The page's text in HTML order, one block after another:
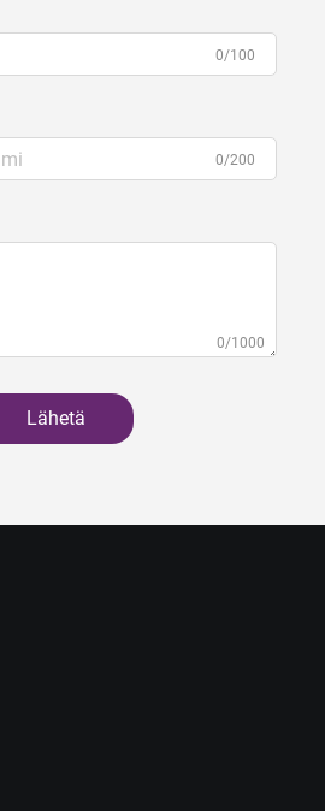
0/100
0/200
0/1000
Lähetä